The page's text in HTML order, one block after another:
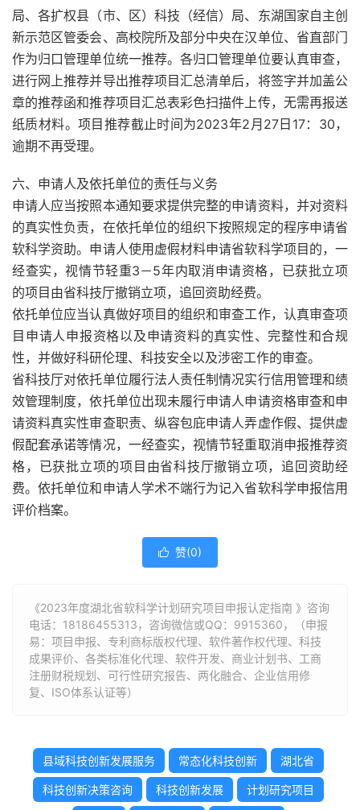
局、各扩权县（市、区）科技（经信）局、东湖国家自主创
新示范区管委会、高校院所及部分中央在汉单位、省直部门
作为归口管理单位统一推荐。各归口管理单位要认真审查，
进行网上推荐并导出推荐项目汇总清单后，将签字并加盖公
章的推荐函和推荐项目汇总表彩色扫描件上传，无需再报送
纸质材料。项目推荐截止时间为2023年2月27日17：30，
逾期不再受理。
六、申请人及依托单位的责任与义务
申请人应当按照本通知要求提供完整的申请资料，并对资料
的真实性负责，在依托单位的组织下按照规定的程序申请省
软科学资助。申请人使用虚假材料申请省软科学项目的，一
经查实，视情节轻重3－5年内取消申请资格，已获批立项
的项目由省科技厅撤销立项，追回资助经费。
依托单位应当认真做好项目的组织和审查工作，认真审查项
目申请人申报资格以及申请资料的真实性、完整性和合规
性，并做好科研伦理、科技安全以及涉密工作的审查。
省科技厅对依托单位履行法人责任制情况实行信用管理和绩
效管理制度，依托单位出现未履行申请人申请资格审查和申
请资料真实性审查职责、纵容包庇申请人弄虚作假、提供虚
假配套承诺等情况，一经查实，视情节轻重取消申报推荐资
格，已获批立项的项目由省科技厅撤销立项，追回资助经
费。依托单位和申请人学术不端行为记入省软科学申报信用
评价档案。
 赞(0)
《2023年度湖北省软科学计划研究项目申报认定指南 》咨询
电话： 18186455313，咨询微信或QQ：9915360，（申报
易：项目申报、专利商标版权代理、软件著作权代理、科技
成果评价、各类标准化代理、软件开发、商业计划书、工商
注册财税规划、可行性研究报告、两化融合、企业信用修
复、ISO体系认证等）
县域科技创新发展服务 常态化科技创新 湖北省
科技创新决策咨询 科技创新发展 计划研究项目